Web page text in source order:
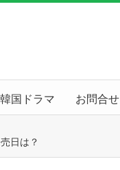
韓国ドラマ お問合せ
日は？